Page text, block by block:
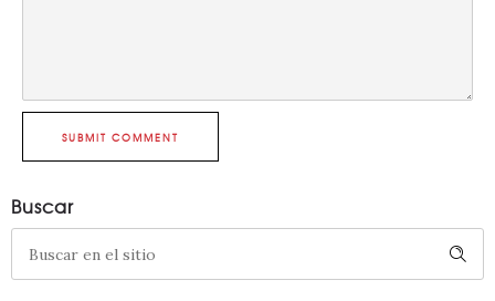
SUBMIT COMMENT
Buscar